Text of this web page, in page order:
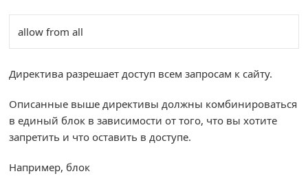
allow from all
Директива разрешает доступ всем запросам к сайту.
Описанные выше директивы должны комбинироваться
в единый блок в зависимости от того, что вы хотите
запретить и что оставить в доступе.
Например, блок